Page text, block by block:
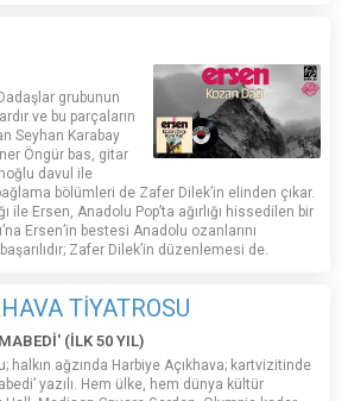
grubunun
ve bu parçaların
Seyhan Karabay
Öngür bas, gitar
davul ile
bölümleri de Zafer Dilek’in elinden çıkar.
ile Ersen, Anadolu Pop’ta ağırlığı hissedilen bir
Ersen’in bestesi Anadolu ozanlarını
Zafer Dilek’in düzenlemesi de.
TİYATROSU
(İLK 50 YIL)
halkın ağzında Harbiye Açıkhava; kartvizitinde
yazılı. Hem ülke, hem dünya kültür